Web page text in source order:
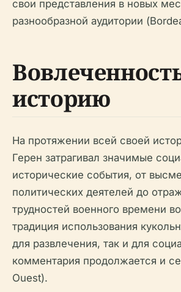
свои представления в новых
разнообразной аудитории
историю
На протяжении всей своей
Герен затрагивал значимые
исторические события, от
политических деятелей до
трудностей военного времени
традиция использования
для развлечения, так и для
комментария продолжается и
Ouest).